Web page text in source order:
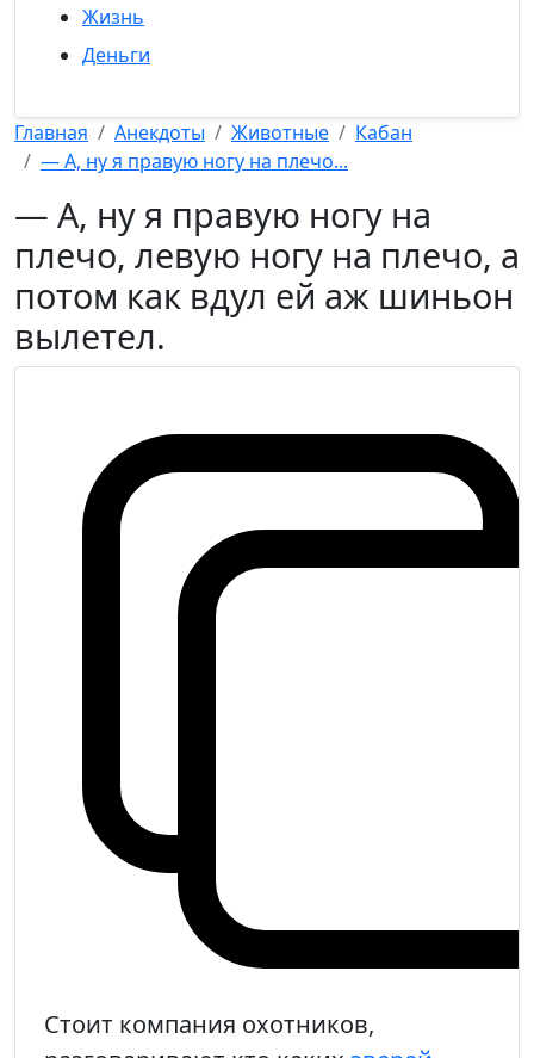
Жизнь
Деньги
Главная Анекдоты Животные
Кабан
— А, ну я правую ногу на плечо...
— А, ну я правую ногу на
плечо, левую ногу на плечо, а
потом как вдул ей аж шиньон
вылетел.
Стоит компания охотников,